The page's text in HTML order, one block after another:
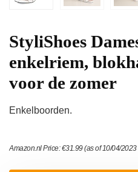
StyliShoes
enkelriem,
voor de zomer
Enkelboorden.
Amazon.nl Price:€31.99(as of 10/04/2023